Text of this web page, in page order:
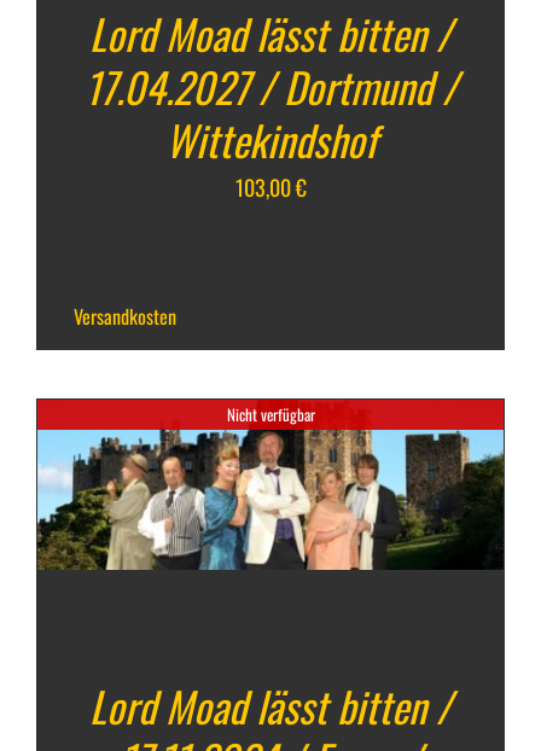
Lord Moad lässt bitten /
17.04.2027 / Dortmund /
Wittekindshof
103,00€
Versandkosten
Nicht verfügbar
Lord Moad lässt bitten /